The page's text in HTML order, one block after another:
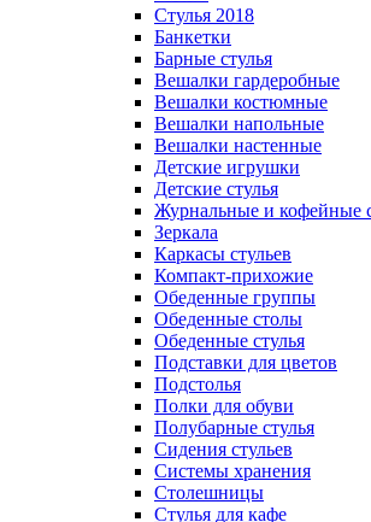
Стулья 2018
Банкетки
Барные стулья
Вешалки гардеробные
Вешалки костюмные
Вешалки напольные
Вешалки настенные
Детские игрушки
Детские стулья
Журнальные и кофейные
Зеркала
Каркасы стульев
Компакт-прихожие
Обеденные группы
Обеденные столы
Обеденные стулья
Подставки для цветов
Подстолья
Полки для обуви
Полубарные стулья
Сидения стульев
Системы хранения
Столешницы
Стулья для кафе